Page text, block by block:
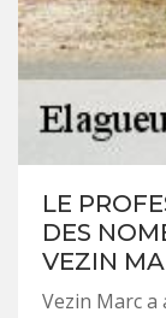
LE
DES
VEZIN
Vezin Marc a